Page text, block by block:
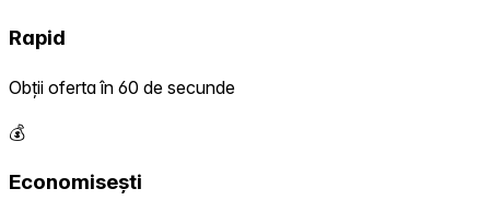
Rapid
Obții oferta în 60 de secunde
💰
Economisești